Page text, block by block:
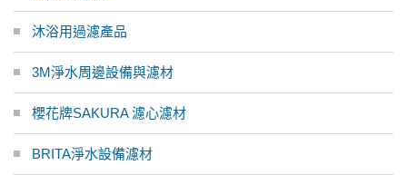
沐浴用過濾產品
3M淨水周邊設備與濾材
櫻花牌SAKURA 濾心濾材
BRITA淨水設備濾材